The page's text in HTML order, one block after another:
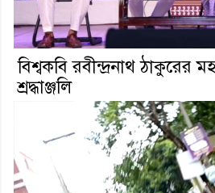
বিশ্বকবি রবীন্দ্রনাথ ঠাকুরের
শ্রদ্ধাঞ্জলি